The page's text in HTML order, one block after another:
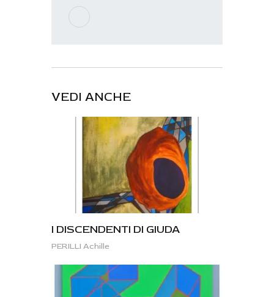
VEDI ANCHE
I DISCENDENTI DI GIUDA
PERILLI Achille